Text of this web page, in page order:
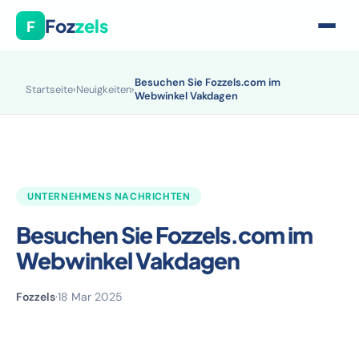
F Fozzels
Startseite›Neuigkeiten›Besuchen Sie Fozzels.com im
Webwinkel Vakdagen
UNTERNEHMENS NACHRICHTEN
Besuchen Sie Fozzels.com im
Webwinkel Vakdagen
Fozzels·18 Mar 2025